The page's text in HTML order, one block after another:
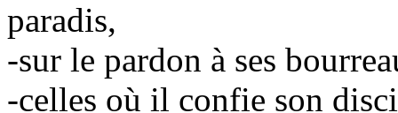
paradis,
-sur le pardon à ses
-celles où il confie son